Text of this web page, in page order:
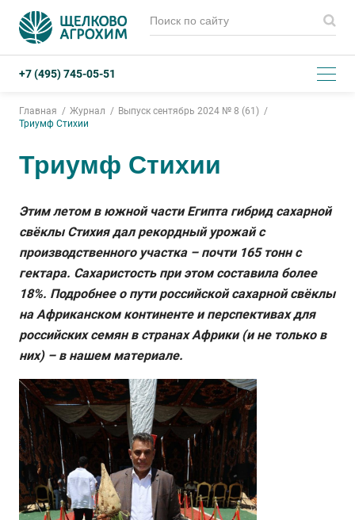
+7 (495) 745-05-51
Главная Журнал
Выпуск сентябрь 2024 № 8 (61)
Триумф Стихии
Триумф Стихии
Этим летом в южной части Египта гибрид сахарной
свёклы Стихия дал рекордный урожай с
производственного участка – почти 165 тонн с
гектара. Сахаристость при этом составила более
18%. Подробнее о пути российской сахарной свёклы
на Африканском континенте и перспективах для
российских семян в странах Африки (и не только в
них) – в нашем материале.